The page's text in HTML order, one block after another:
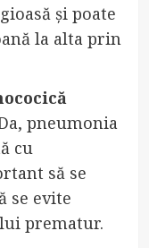
și poate
la alta prin
pneumonia
cu
să se
se evite
prematur.